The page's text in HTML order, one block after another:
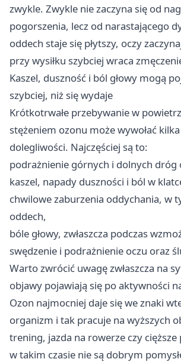
zwykle. Zwykle nie zaczyna się od
pogorszenia, lecz od narastającego
oddech staje się płytszy, oczy
przy wysiłku szybciej wraca
Kaszel, duszność i ból głowy mogą
szybciej, niż się wydaje
Krótkotrwałe przebywanie w
stężeniem ozonu może wywołać
dolegliwości. Najczęściej są to:
podrażnienie górnych i dolnych dróg
kaszel, napady duszności i ból w
chwilowe zaburzenia oddychania, w
oddech,
bóle głowy, zwłaszcza podczas
swędzenie i podrażnienie oczu oraz
Warto zwrócić uwagę zwłaszcza na
objawy pojawiają się po aktywności
Ozon najmocniej daje się we znaki
organizm i tak pracuje na wyższych
trening, jazda na rowerze czy
w takim czasie nie są dobrym